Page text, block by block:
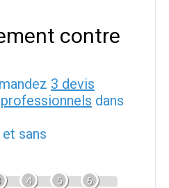
contre
3 devis
professionnels dans
sans
4 5 6